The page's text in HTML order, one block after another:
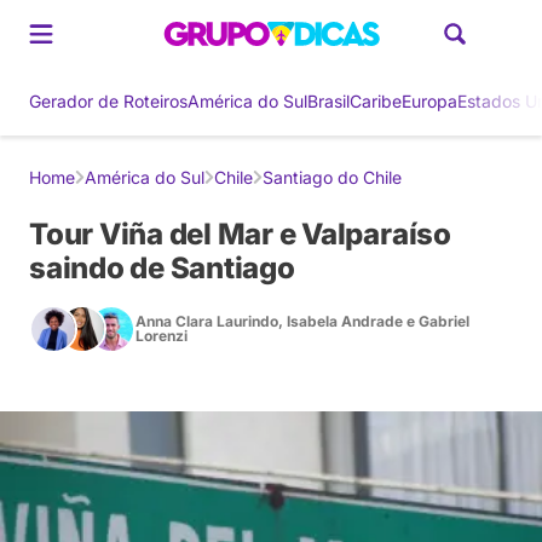
Gerador de RoteirosAmérica do SulBrasilCaribeEuropaEstados
Home América do Sul Chile Santiago do Chile
Tour Viña del Mar e Valparaíso
saindo de Santiago
Anna Clara Laurindo, Isabela Andrade e Gabriel
Lorenzi